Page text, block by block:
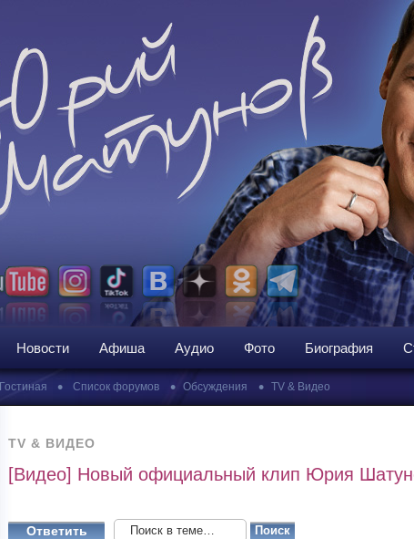
Новости Афиша Аудио Фото Биография
Гостиная • Список форумов • Обсуждения • TV & Видео
TV & ВИДЕО
[Видео] Новый официальный клип Юрия
Ответить